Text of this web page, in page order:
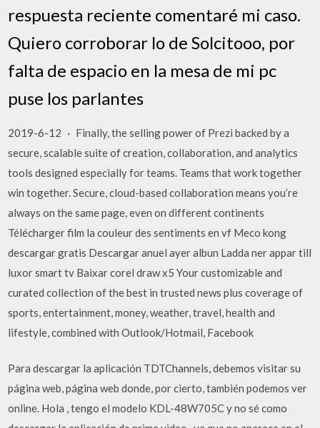
respuesta reciente comentaré mi caso.
Quiero corroborar lo de Solcitooo, por
falta de espacio en la mesa de mi pc
puse los parlantes
2019-6-12 · Finally, the selling power of Prezi backed by a
secure, scalable suite of creation, collaboration, and analytics
tools designed especially for teams. Teams that work together
win together. Secure, cloud-based collaboration means you’re
always on the same page, even on different continents
Télécharger film la couleur des sentiments en vf Meco kong
descargar gratis Descargar anuel ayer albun Ladda ner appar till
luxor smart tv Baixar corel draw x5 Your customizable and
curated collection of the best in trusted news plus coverage of
sports, entertainment, money, weather, travel, health and
lifestyle, combined with Outlook/Hotmail, Facebook
Para descargar la aplicación TDTChannels, debemos visitar su
página web, página web donde, por cierto, también podemos ver
online. Hola , tengo el modelo KDL-48W705C y no sé como